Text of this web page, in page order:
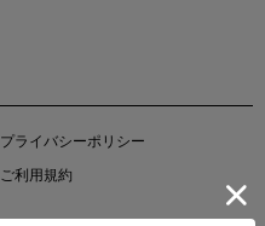
プライバシーポリシー
ご利用規約